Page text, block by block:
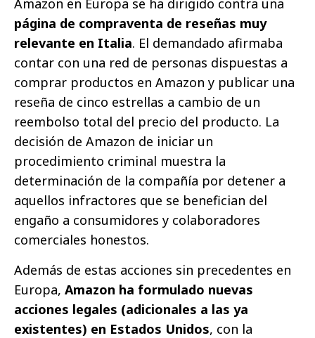
Amazon en Europa se ha dirigido contra una
página de compraventa de reseñas muy
relevante en Italia. El demandado afirmaba
contar con una red de personas dispuestas a
comprar productos en Amazon y publicar una
reseña de cinco estrellas a cambio de un
reembolso total del precio del producto. La
decisión de Amazon de iniciar un
procedimiento criminal muestra la
determinación de la compañía por detener a
aquellos infractores que se benefician del
engaño a consumidores y colaboradores
comerciales honestos.
Además de estas acciones sin precedentes en
Europa, Amazon ha formulado nuevas
acciones legales (adicionales a las ya
existentes) en Estados Unidos, con la